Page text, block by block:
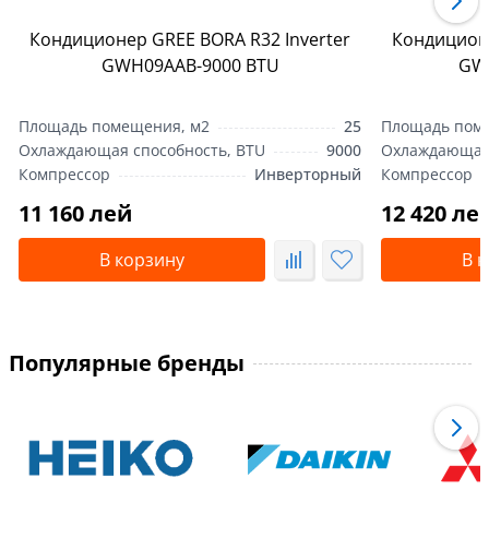
Кондиционер GREE BORA R32 Inverter
GWH09AAB-9000 BTU
Площадь помещения, м2
25
Охлаждающая способность, BTU
9000
Компрессор
Инверторный
11 160 лей
В корзину
Площадь
Охлаждающая
Компрессор
12 420
В
Популярные бренды